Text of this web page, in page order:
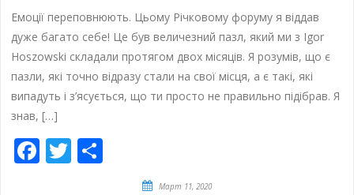
Емоції переповнюють. Цьому Річковому форуму я віддав
дуже багато себе! Це був величезний пазл, який ми з Igor
Hoszowski складали протягом двох місяців. Я розумів, що є
пазли, які точно відразу стали на свої місця, а є такі, які
випадуть і з’ясується, що ти просто не правильно підібрав. Я
знав, […]
Facebook
Twitter
Март 11, 2020